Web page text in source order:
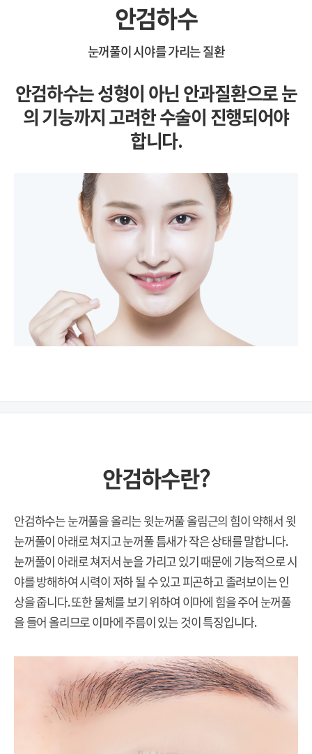
안검하수
눈꺼풀이 시야를 가리는 질환
안검하수는 성형이 아닌 안과질환으로 눈
의 기능까지 고려한 수술이 진행되어야
합니다.
안검하수란?
안검하수는 눈꺼풀을 올리는 윗눈꺼풀 올림근의 힘이 약해서 윗
눈꺼풀이 아래로 쳐지고 눈꺼풀 틈새가 작은 상태를 말합니다.
눈꺼풀이 아래로 쳐저서 눈을 가리고 있기 때문에 기능적으로 시
야를 방해하여 시력이 저하 될 수 있고 피곤하고 졸려보이는 인
상을 줍니다. 또한 물체를 보기 위하여 이마에 힘을 주어 눈꺼풀
을 들어 올리므로 이마에 주름이 있는 것이 특징입니다.